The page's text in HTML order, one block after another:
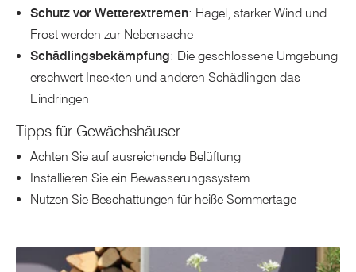
Schutz vor Wetterextremen: Hagel, starker Wind und
Frost werden zur Nebensache
Schädlingsbekämpfung: Die geschlossene Umgebung
erschwert Insekten und anderen Schädlingen das
Eindringen
Tipps für Gewächshäuser
Achten Sie auf ausreichende Belüftung
Installieren Sie ein Bewässerungssystem
Nutzen Sie Beschattungen für heiße Sommertage